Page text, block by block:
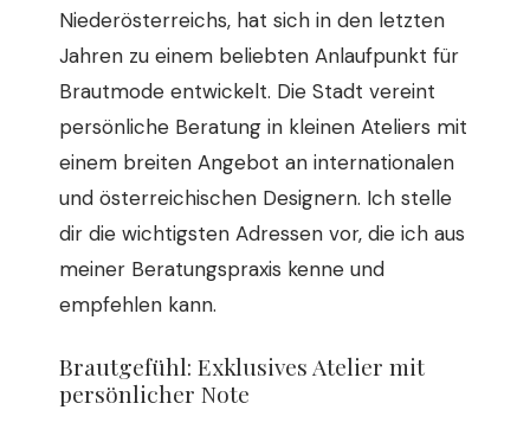
Niederösterreichs, hat sich in den letzten
Jahren zu einem beliebten Anlaufpunkt für
Brautmode entwickelt. Die Stadt vereint
persönliche Beratung in kleinen Ateliers mit
einem breiten Angebot an internationalen
und österreichischen Designern. Ich stelle
dir die wichtigsten Adressen vor, die ich aus
meiner Beratungspraxis kenne und
empfehlen kann.
Brautgefühl: Exklusives Atelier mit
persönlicher Note